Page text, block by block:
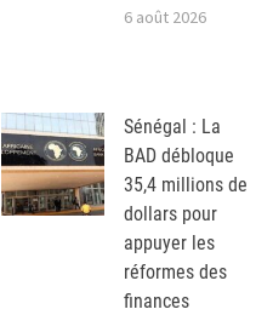
6 août 2026
Sénégal : La
BAD débloque
35,4 millions de
dollars pour
appuyer les
réformes des
finances